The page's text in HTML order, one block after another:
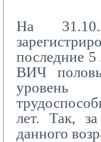
На
последние 5
ВИЧ
уровень
лет. Так,
данного